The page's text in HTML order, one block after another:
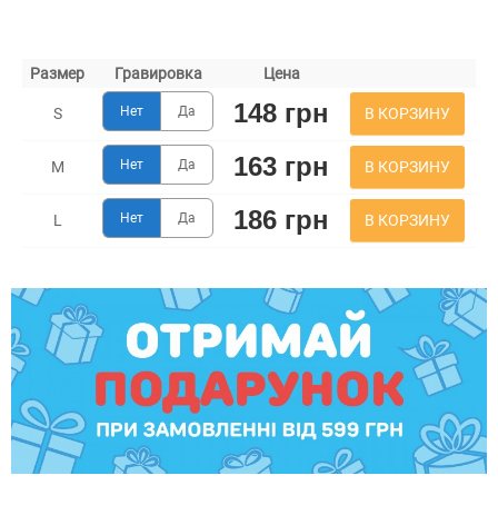
Размер Гравировка Цена
S Нет Да 148 грн В КОРЗИНУ
M Нет Да 163 грн В КОРЗИНУ
L Нет Да 186 грн В КОРЗИНУ